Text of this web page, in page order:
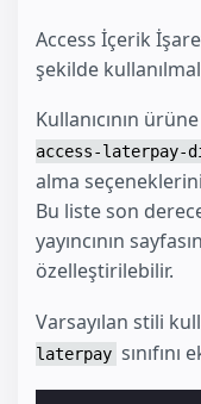
Access İçerik
şekilde
Kullanıcının
access-laterpay-
alma
Bu liste son
yayıncının
özelleştirilebilir.
Varsayılan stili
laterpay